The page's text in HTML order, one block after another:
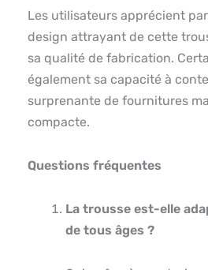
Les utilisateurs apprécient
design attrayant de cette
sa qualité de fabrication.
également sa capacité à
surprenante de fournitures
compacte.
Questions fréquentes
La trousse est-elle
de tous âges ?